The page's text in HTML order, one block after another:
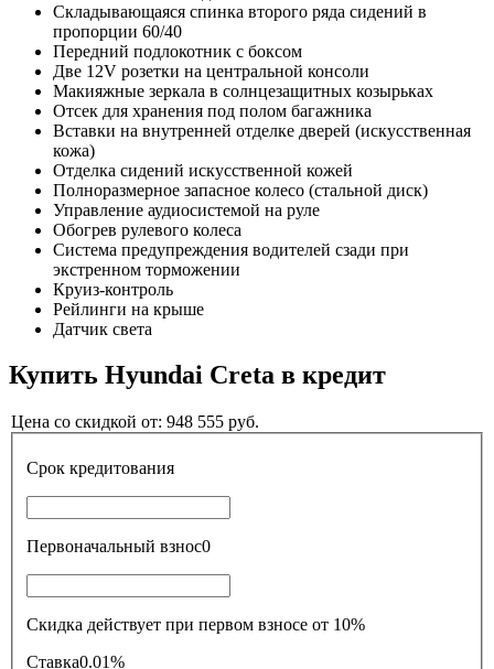
Складывающаяся спинка второго ряда сидений в
пропорции 60/40
Передний подлокотник с боксом
Две 12V розетки на центральной консоли
Макияжные зеркала в солнцезащитных козырьках
Отсек для хранения под полом багажника
Вставки на внутренней отделке дверей (искусственная
кожа)
Отделка сидений искусственной кожей
Полноразмерное запасное колесо (стальной диск)
Управление аудиосистемой на руле
Обогрев рулевого колеса
Система предупреждения водителей сзади при
экстренном торможении
Круиз-контроль
Рейлинги на крыше
Датчик света
Купить Hyundai Creta в кредит
Цена со скидкой от: 948 555 руб.
Срок кредитования
Первоначальный взнос0
Скидка действует при первом взносе от 10%
Ставка0.01%